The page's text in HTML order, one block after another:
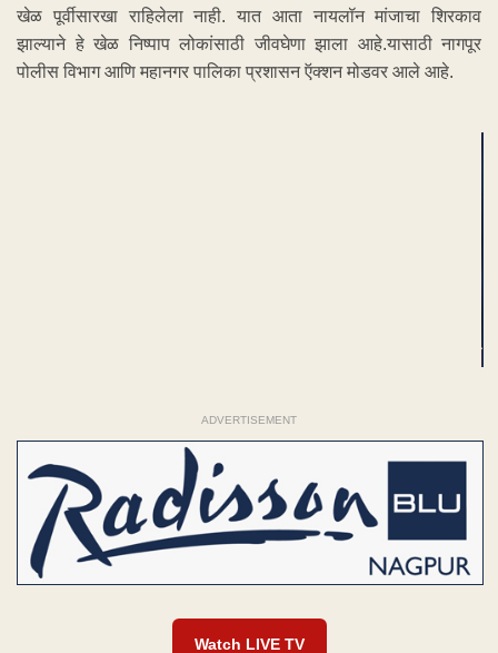
खेळ पूर्वीसारखा राहिलेला नाही. यात आता नायलॉन मांजाचा शिरकाव
झाल्याने हे खेळ निष्पाप लोकांसाठी जीवघेणा झाला आहे.यासाठी नागपूर
पोलीस विभाग आणि महानगर पालिका प्रशासन ऍक्शन मोडवर आले आहे.
ADVERTISEMENT
Watch LIVE TV